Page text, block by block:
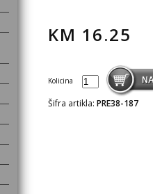
KM 16.25
Kolicina
Šifra artikla: PRE38-187